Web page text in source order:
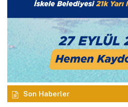
Son Haberler